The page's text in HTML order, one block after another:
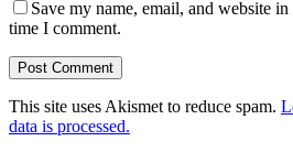
Save my name, email, and website
time I comment.
This site uses Akismet to reduce spam.
data is processed.